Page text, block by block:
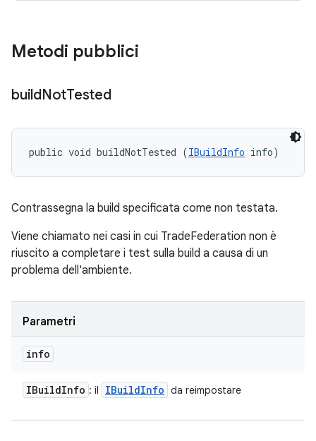
Metodi pubblici
buildNotTested
public void buildNotTested (IBuildInfo info)
Contrassegna la build specificata come non testata.
Viene chiamato nei casi in cui TradeFederation non è
riuscito a completare i test sulla build a causa di un
problema dell'ambiente.
Parametri
info
IBuildInfo : il IBuildInfo da reimpostare